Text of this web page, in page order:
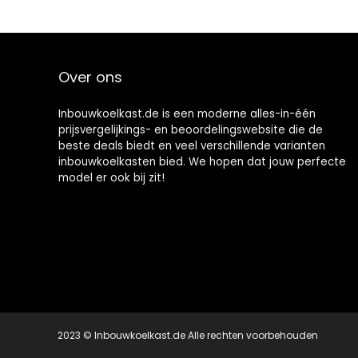
Over ons
Inbouwkoelkast.de is een moderne alles-in-één
prijsvergelijkings- en beoordelingswebsite die de
beste deals biedt en veel verschillende varianten
inbouwkoelkasten bied. We hopen dat jouw perfecte
model er ook bij zit!
2023 © Inbouwkoelkast.de Alle rechten voorbehouden